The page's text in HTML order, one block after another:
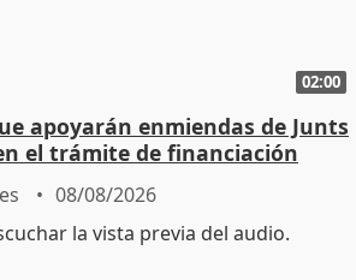
02:00
apoyarán enmiendas de Junts
el trámite de financiación
08/08/2026